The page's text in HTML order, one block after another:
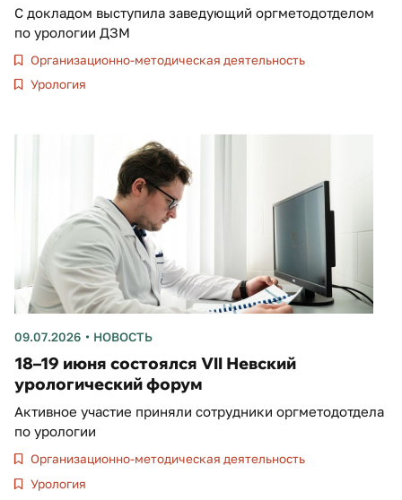
С докладом выступила заведующий оргметодотделом
по урологии ДЗМ
Организационно-методическая деятельность
Урология
09.07.2026 НОВОСТЬ
18–19 июня состоялся VII Невский
урологический форум
Активное участие приняли сотрудники оргметодотдела
по урологии
Организационно-методическая деятельность
Урология